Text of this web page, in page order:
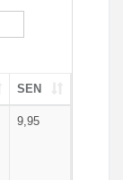
SEN
9,95